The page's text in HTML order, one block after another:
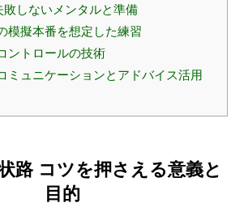
しないメンタルと準備
模擬本番を想定した練習
ントロールの技術
ミュニケーションとアドバイス活用
路 コツを押さえる意義と
目的